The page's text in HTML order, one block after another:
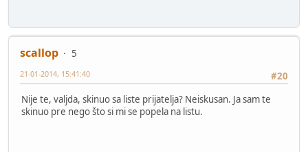
scallop
5
#20
21-01-2014, 15:41:40
Nije te, valjda, skinuo sa liste prijatelja? Neiskusan. Ja sam te
skinuo pre nego što si mi se popela na listu.